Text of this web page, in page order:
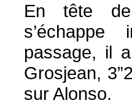
En tête
s’échappe
passage, il
Grosjean,
sur Alonso.